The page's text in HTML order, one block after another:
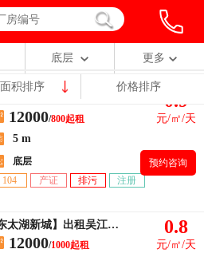
底层 更多
面积排序 价格排序
12000/800起租
5 m
底层
104
产证 排污 注册
0.9
元/㎡/天
预约咨询
【东太湖新城】出租吴江八坼3000平高度8米新建厂房
12000/1000起租
0.8
元/㎡/天